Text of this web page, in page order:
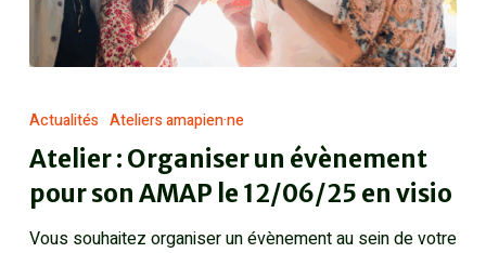
Actualités Ateliers amapien·ne
Atelier : Organiser un évènement
pour son AMAP le 12/06/25 en visio
Vous souhaitez organiser un évènement au sein de votre